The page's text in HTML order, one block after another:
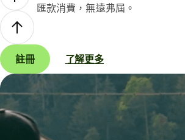
匯款消費，無遠弗屆。
註冊 了解更多